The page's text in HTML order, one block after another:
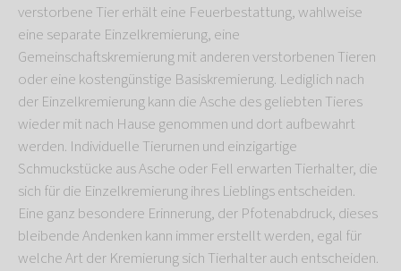
verstorbene Tier erhält eine Feuerbestattung, wahlweise
eine separate Einzelkremierung, eine
Gemeinschaftskremierung mit anderen verstorbenen Tieren
oder eine kostengünstige Basiskremierung. Lediglich nach
der Einzelkremierung kann die Asche des geliebten Tieres
wieder mit nach Hause genommen und dort aufbewahrt
werden. Individuelle Tierurnen und einzigartige
Schmuckstücke aus Asche oder Fell erwarten Tierhalter, die
sich für die Einzelkremierung ihres Lieblings entscheiden.
Eine ganz besondere Erinnerung, der Pfotenabdruck, dieses
bleibende Andenken kann immer erstellt werden, egal für
welche Art der Kremierung sich Tierhalter auch entscheiden.